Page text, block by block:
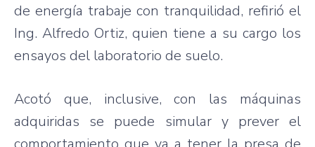
de energía trabaje con tranquilidad, refirió el
Ing. Alfredo Ortiz, quien tiene a su cargo los
ensayos del laboratorio de suelo.
Acotó que, inclusive, con las máquinas
adquiridas se puede simular y prever el